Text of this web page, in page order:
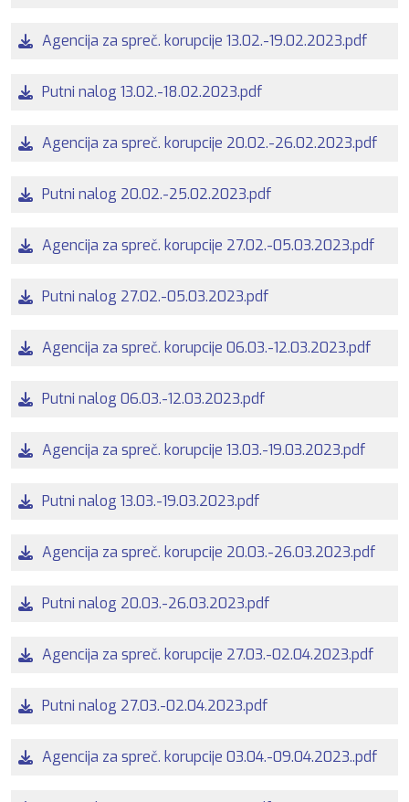
Agencija za spreč. korupcije 13.02.-19.02.2023.pdf
Putni nalog 13.02.-18.02.2023.pdf
Agencija za spreč. korupcije 20.02.-26.02.2023.pdf
Putni nalog 20.02.-25.02.2023.pdf
Agencija za spreč. korupcije 27.02.-05.03.2023.pdf
Putni nalog 27.02.-05.03.2023.pdf
Agencija za spreč. korupcije 06.03.-12.03.2023.pdf
Putni nalog 06.03.-12.03.2023.pdf
Agencija za spreč. korupcije 13.03.-19.03.2023.pdf
Putni nalog 13.03.-19.03.2023.pdf
Agencija za spreč. korupcije 20.03.-26.03.2023.pdf
Putni nalog 20.03.-26.03.2023.pdf
Agencija za spreč. korupcije 27.03.-02.04.2023.pdf
Putni nalog 27.03.-02.04.2023.pdf
Agencija za spreč. korupcije 03.04.-09.04.2023..pdf